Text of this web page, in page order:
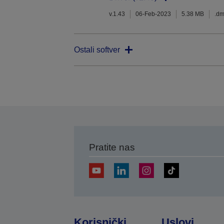
v.1.43 06-Feb-2023 5.38 MB
Ostali softver
Pratite nas